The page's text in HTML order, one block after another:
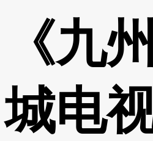
《九
城电